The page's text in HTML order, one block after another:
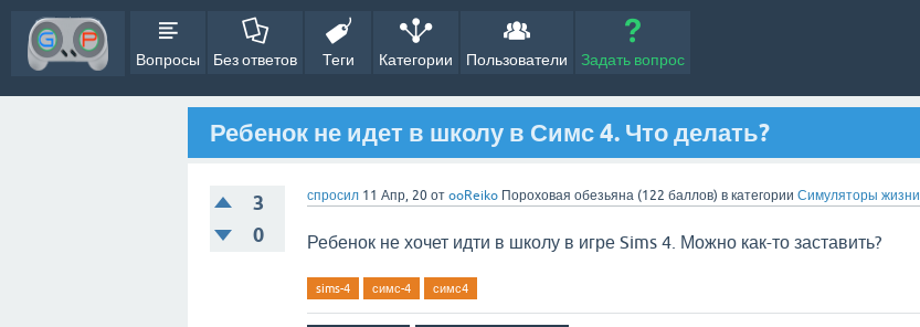
Вопросы Без ответов Теги Категории Пользователи Задать вопрос
Ребенок не идет в школу в Симс 4. Что делать?
3
0
спросил 11 Апр, 20 от ooReiko Пороховая обезьяна (122 баллов) в категории Симуляторы жизни
Ребенок не хочет идти в школу в игре Sims 4. Можно как-то заставить?
sims-4 симс-4 симс4